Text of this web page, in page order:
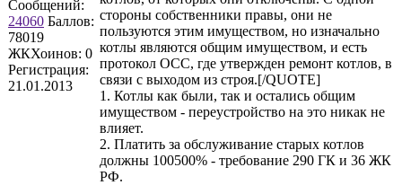
Сообщений:
24060 Баллов:
78019
ЖКХоинов: 0
Регистрация:
21.01.2013
стороны собственники правы, они не
пользуются этим имуществом, но изначально
котлы являются общим имуществом, и есть
протокол ОСС, где утвержден ремонт котлов, в
связи с выходом из строя.[/QUOTE]
1. Котлы как были, так и остались общим
имуществом - переустройство на это никак не
влияет.
2. Платить за обслуживание старых котлов
должны 100500% - требование 290 ГК и 36 ЖК
РФ.